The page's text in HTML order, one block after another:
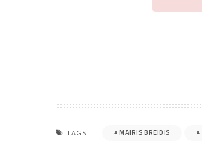
TAGS: MAIRIS BREIDIS